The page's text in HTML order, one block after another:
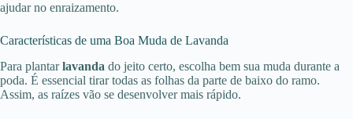
ajudar no enraizamento.
Características de uma Boa Muda de Lavanda
Para plantarlavanda do jeito certo, escolha bem sua muda durante a
poda. É essencial tirar todas as folhas da parte de baixo do ramo.
Assim, as raízes vão se desenvolver mais rápido.